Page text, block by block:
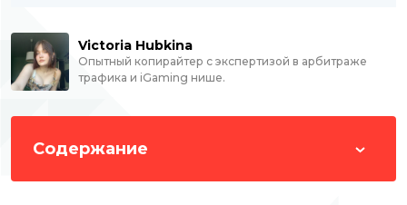
Victoria Hubkina
Опытный копирайтер с экспертизой в арбитраже
трафика и iGaming нише.
Содержание